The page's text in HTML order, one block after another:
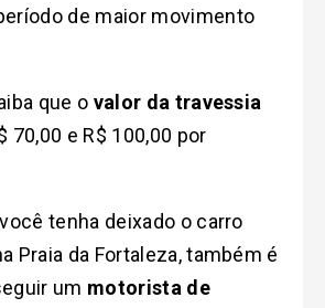
de maior movimento
que o valor da travessia
70,00 e R$ 100,00 por
tenha deixado o carro
Praia da Fortaleza, também é
um motorista de